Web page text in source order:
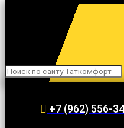
+7 (962) 556-